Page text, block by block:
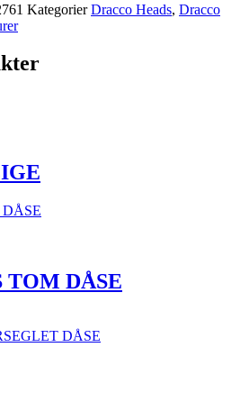
Kategorier Dracco Heads, Dracco
TOM DÅSE